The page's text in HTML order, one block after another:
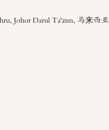
Johor Darul Ta'zim, 马来西亚